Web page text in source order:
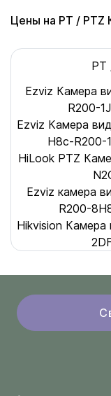
Цены на PT / PTZ
PT
Ezviz Камера
R200-
Ezviz Камера
H8c-R200-
HiLook PTZ
Ezviz камера
R200-
Hikvision